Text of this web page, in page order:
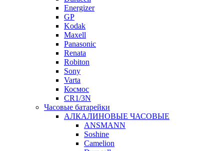
Energizer
GP
Kodak
Maxell
Panasonic
Renata
Robiton
Sony
Varta
Космос
CR1/3N
Часовые батарейки
АЛКАЛИНОВЫЕ ЧАСОВЫЕ
ANSMANN
Soshine
Camelion